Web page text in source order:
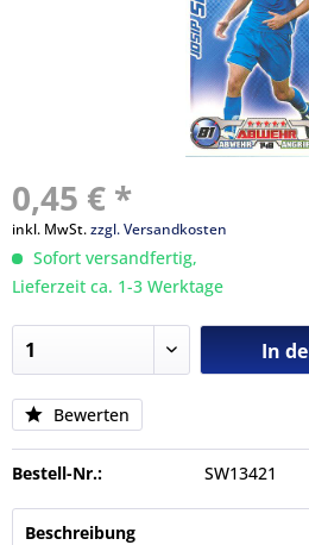
0,45 € *
inkl. MwSt.zzgl. Versandkosten
Sofort versandfertig,
Lieferzeit ca. 1-3 Werktage
In
Bewerten
Bestell-Nr.: SW13421
Beschreibung